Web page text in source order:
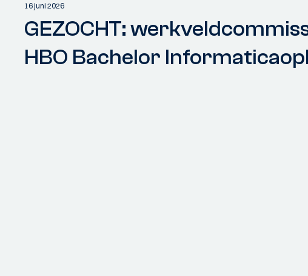
16 juni 2026
GEZOCHT:
HBO Bachelor